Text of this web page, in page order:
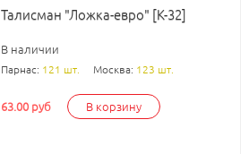
Талисман "Ложка-евро" [К-32]
В наличии
Парнас: 121 шт. Москва: 123 шт.
63.00 руб В корзину